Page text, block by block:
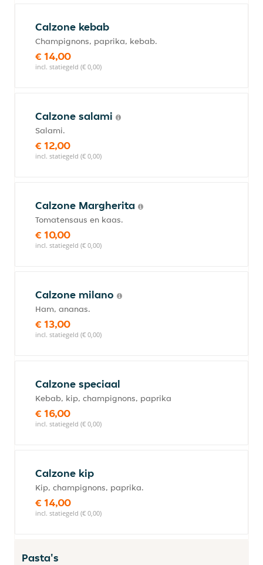
Calzone kebab
Champignons, paprika, kebab.
€ 14,00
incl. statiegeld (€ 0,00)
Calzone salami
Salami.
€ 12,00
incl. statiegeld (€ 0,00)
Calzone Margherita
Tomatensaus en kaas.
€ 10,00
incl. statiegeld (€ 0,00)
Calzone milano
Ham, ananas.
€ 13,00
incl. statiegeld (€ 0,00)
Calzone speciaal
Kebab, kip, champignons, paprika
€ 16,00
incl. statiegeld (€ 0,00)
Calzone kip
Kip, champignons, paprika.
€ 14,00
incl. statiegeld (€ 0,00)
Pasta's